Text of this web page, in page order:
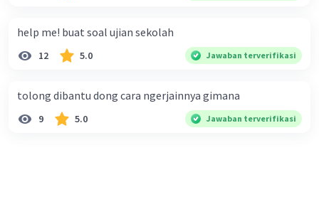
help me! buat soal ujian sekolah
12 5.0 Jawaban terverifikasi
tolong dibantu dong cara ngerjainnya gimana
9 5.0 Jawaban terverifikasi